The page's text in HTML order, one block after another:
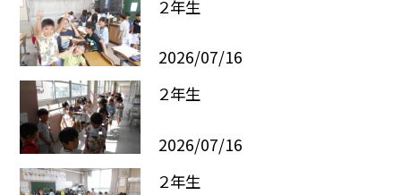
２年生
2026/07/16
２年生
2026/07/16
２年生